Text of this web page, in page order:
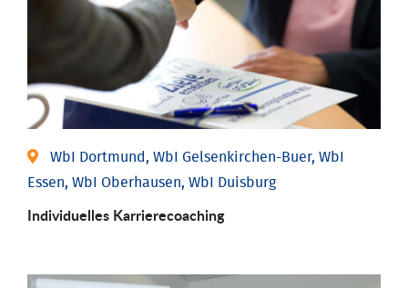
WbI Dortmund, WbI Gelsenkirchen-Buer, WbI
Essen, WbI Oberhausen, WbI Duisburg
Individu­elles Karrierecoaching